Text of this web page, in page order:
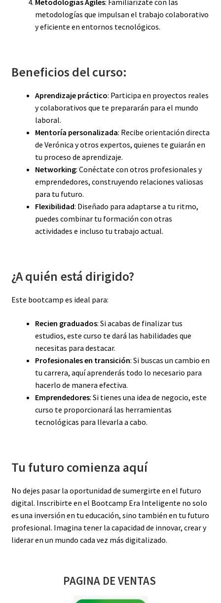
metodologías que impulsan el trabajo colaborativo
y eficiente en entornos tecnológicos.
Beneficios del curso:
Aprendizaje práctico: Participa en proyectos reales
y colaborativos que te prepararán para el mundo
laboral.
Mentoría personalizada: Recibe orientación directa
de Verónica y otros expertos, quienes te guiarán en
tu proceso de aprendizaje.
Networking: Conéctate con otros profesionales y
emprendedores, construyendo relaciones valiosas
para tu futuro.
Flexibilidad: Diseñado para adaptarse a tu ritmo,
puedes combinar tu formación con otras
actividades e incluso tu trabajo actual.
¿A quién está dirigido?
Este bootcamp es ideal para:
Recien graduados: Si acabas de finalizar tus
estudios, este curso te dará las habilidades que
necesitas para destacar.
Profesionales en transición: Si buscas un cambio en
tu carrera, aquí aprenderás todo lo necesario para
hacerlo de manera efectiva.
Emprendedores: Si tienes una idea de negocio, este
curso te proporcionará las herramientas
tecnológicas para llevarla a cabo.
Tu futuro comienza aquí
No dejes pasar la oportunidad de sumergirte en el futuro
digital. Inscribirte en el Bootcamp Era Inteligente no solo
es una inversión en tu educación, sino también en tu futuro
profesional. Imagina tener la capacidad de innovar, crear y
liderar en un mundo cada vez más digitalizado.
PAGINA DE VENTAS